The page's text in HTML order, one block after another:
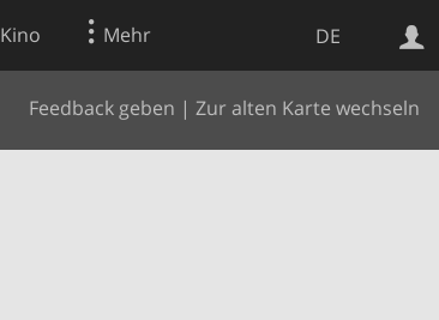
DE
Kino Mehr
Feedback geben | Zur alten Karte wechseln
Websuche